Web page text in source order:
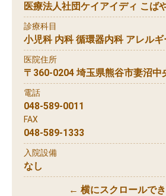
医療法人社団ケイアイディ こば
診療科目
小児科 内科 循環器内科 アレルギ
医院住所
〒360-0204 埼玉県熊谷市妻沼中
電話
048-589-0011
FAX
048-589-1333
入院設備
なし
← 横にスクロールで